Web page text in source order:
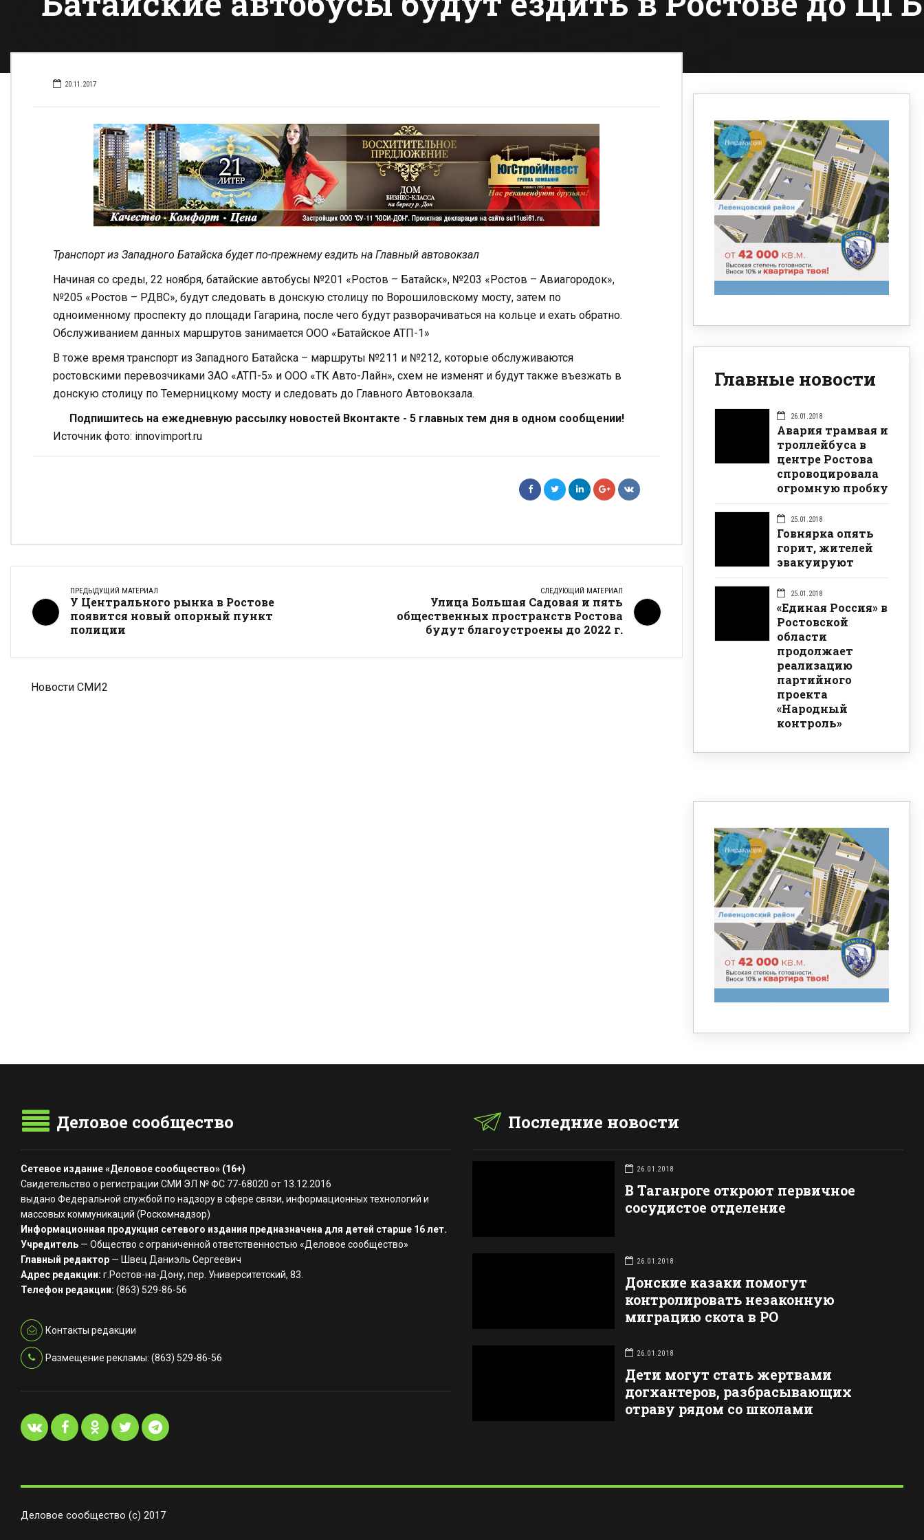
20.11.2017
Транспорт из Западного Батайска будет по-прежнему ездить на Главный автовокзал
Начиная со среды, 22 ноября, батайские автобусы №201 «Ростов – Батайск», №203 «Ростов – Авиагородок»,
№205 «Ростов – РДВС», будут следовать в донскую столицу по Ворошиловскому мосту, затем по
одноименному проспекту до площади Гагарина, после чего будут разворачиваться на кольце и ехать обратно.
Обслуживанием данных маршрутов занимается ООО «Батайское АТП-1»
В тоже время транспорт из Западного Батайска – маршруты №211 и №212, которые обслуживаются
ростовскими перевозчиками ЗАО «АТП-5» и ООО «ТК Авто-Лайн», схем не изменят и будут также въезжать в
донскую столицу по Темерницкому мосту и следовать до Главного Автовокзала.
Подпишитесь на ежедневную рассылку новостей Вконтакте - 5 главных тем дня в одном сообщении!
Источник фото: innovimport.ru
ПРЕДЫДУЩИЙ МАТЕРИАЛ
У Центрального рынка в Ростове
появится новый опорный пункт
полиции
СЛЕДУЮЩИЙ МАТЕРИАЛ
Улица Большая Садовая и пять
общественных пространств Ростова
будут благоустроены до 2022 г.
Новости СМИ2
Главные новости
26.01.2018
Авария трамвая и
троллейбуса в
центре Ростова
спровоцировала
огромную пробку
25.01.2018
Говнярка опять
горит, жителей
эвакуируют
25.01.2018
«Единая Россия» в
Ростовской
области
продолжает
реализацию
партийного
проекта
«Народный
контроль»
Деловое сообщество
Сетевое издание «Деловое сообщество» (16+)
Свидетельство о регистрации СМИ ЭЛ № ФС 77-68020 от 13.12.2016
выдано Федеральной службой по надзору в сфере связи, информационных технологий и
массовых коммуникаций (Роскомнадзор)
Информационная продукция сетевого издания предназначена для детей старше 16 лет.
Учредитель — Общество с ограниченной ответственностью «Деловое сообщество»
Главный редактор — Швец Даниэль Сергеевич
Адрес редакции: г.Ростов-на-Дону, пер. Университетский, 83.
Телефон редакции: (863) 529-86-56
Контакты редакции
Размещение рекламы: (863) 529-86-56
Последние новости
26.01.2018
В Таганроге откроют первичное
сосудистое отделение
26.01.2018
Донские казаки помогут
контролировать незаконную
миграцию скота в РО
26.01.2018
Дети могут стать жертвами
догхантеров, разбрасывающих
отраву рядом со школами
Деловое сообщество (с) 2017